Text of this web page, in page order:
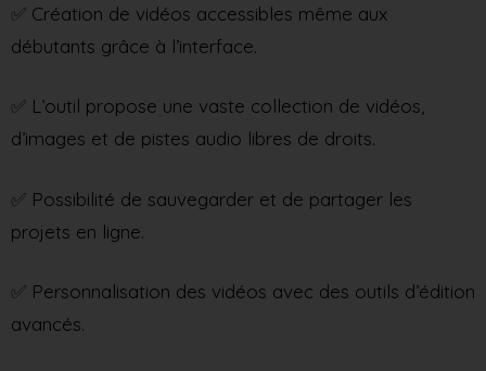
✅ Création de vidéos accessibles même aux
débutants grâce à l’interface.
✅ L’outil propose une vaste collection de vidéos,
d’images et de pistes audio libres de droits.
✅ Possibilité de sauvegarder et de partager les
projets en ligne.
✅ Personnalisation des vidéos avec des outils d’édition
avancés.